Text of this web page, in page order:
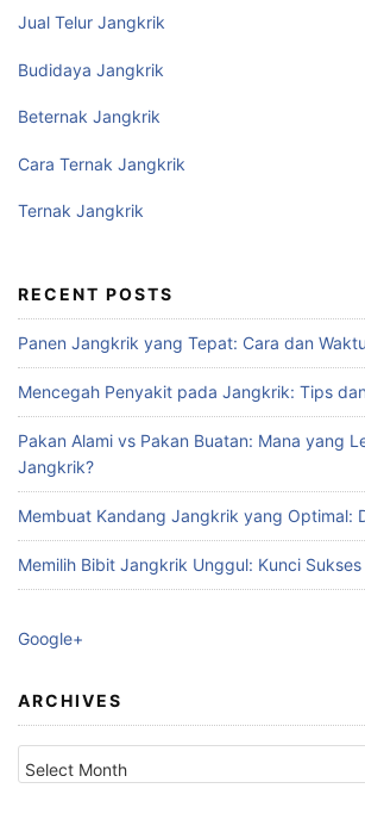
Jual Telur Jangkrik
Budidaya Jangkrik
Beternak Jangkrik
Cara Ternak Jangkrik
Ternak Jangkrik
RECENT POSTS
Panen Jangkrik yang Tepat: Cara dan
Mencegah Penyakit pada Jangkrik: Tips
Pakan Alami vs Pakan Buatan: Mana yang
Jangkrik?
Membuat Kandang Jangkrik yang Optimal:
Memilih Bibit Jangkrik Unggul: Kunci
Google+
ARCHIVES
Archives